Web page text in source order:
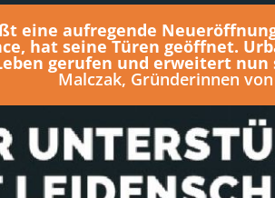
eine aufregende
hat seine Türen geöffnet.
gerufen und erweitert
Malczak, Gründerinnen